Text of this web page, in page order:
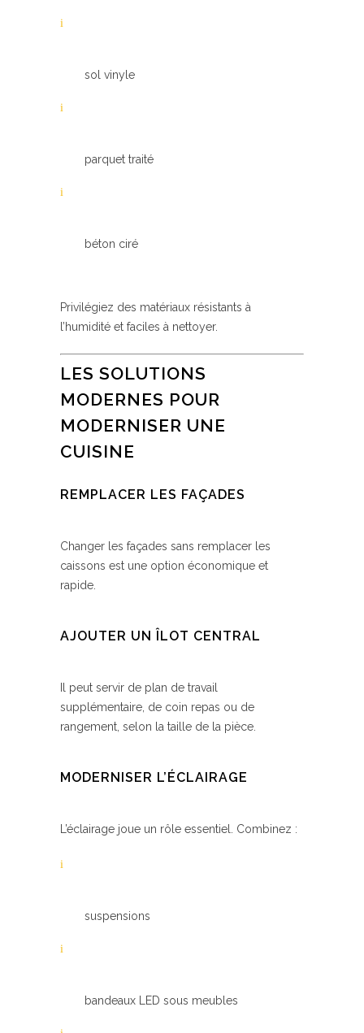
sol vinyle
parquet traité
béton ciré
Privilégiez des matériaux résistants à
l’humidité et faciles à nettoyer.
LES SOLUTIONS
MODERNES POUR
MODERNISER UNE
CUISINE
REMPLACER LES FAÇADES
Changer les façades sans remplacer les
caissons est une option économique et
rapide.
AJOUTER UN ÎLOT CENTRAL
Il peut servir de plan de travail
supplémentaire, de coin repas ou de
rangement, selon la taille de la pièce.
MODERNISER L’ÉCLAIRAGE
L’éclairage joue un rôle essentiel. Combinez :
suspensions
bandeaux LED sous meubles